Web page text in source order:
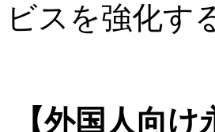
ビスを強化す
【外国人向